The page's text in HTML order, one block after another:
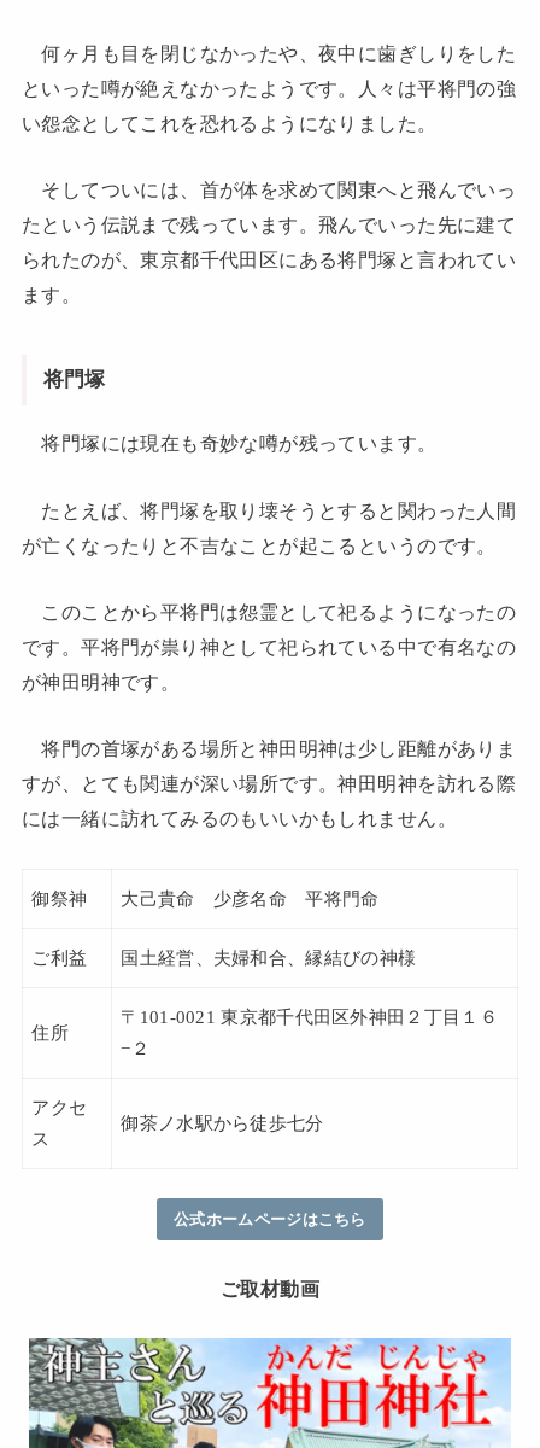
何ヶ月も目を閉じなかったや、夜中に歯ぎしりをした
といった噂が絶えなかったようです。人々は平将門の強
い怨念としてこれを恐れるようになりました。
そしてついには、首が体を求めて関東へと飛んでいっ
たという伝説まで残っています。飛んでいった先に建て
られたのが、東京都千代田区にある将門塚と言われてい
ます。
将門塚
将門塚には現在も奇妙な噂が残っています。
たとえば、将門塚を取り壊そうとすると関わった人間
が亡くなったりと不吉なことが起こるというのです。
このことから平将門は怨霊として祀るようになったの
です。平将門が祟り神として祀られている中で有名なの
が神田明神です。
将門の首塚がある場所と神田明神は少し距離がありま
すが、とても関連が深い場所です。神田明神を訪れる際
には一緒に訪れてみるのもいいかもしれません。
御祭神 大己貴命 少彦名命 平将門命
ご利益 国土経営、夫婦和合、縁結びの神様
住所
〒101-0021 東京都千代田区外神田２丁目１６
−２
アクセ
ス
御茶ノ水駅から徒歩七分
公式ホームページはこちら
ご取材動画